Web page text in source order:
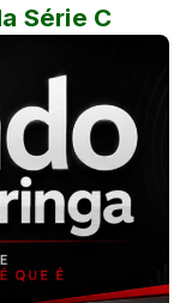
Série C